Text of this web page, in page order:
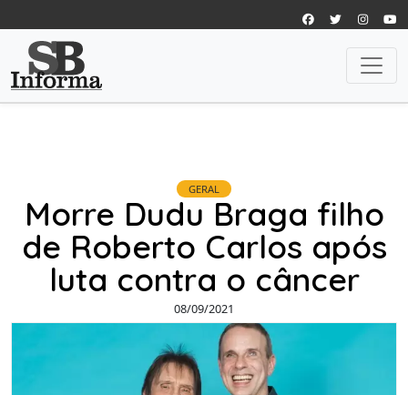
GERAL
Morre Dudu Braga filho
de Roberto Carlos após
luta contra o câncer
08/09/2021